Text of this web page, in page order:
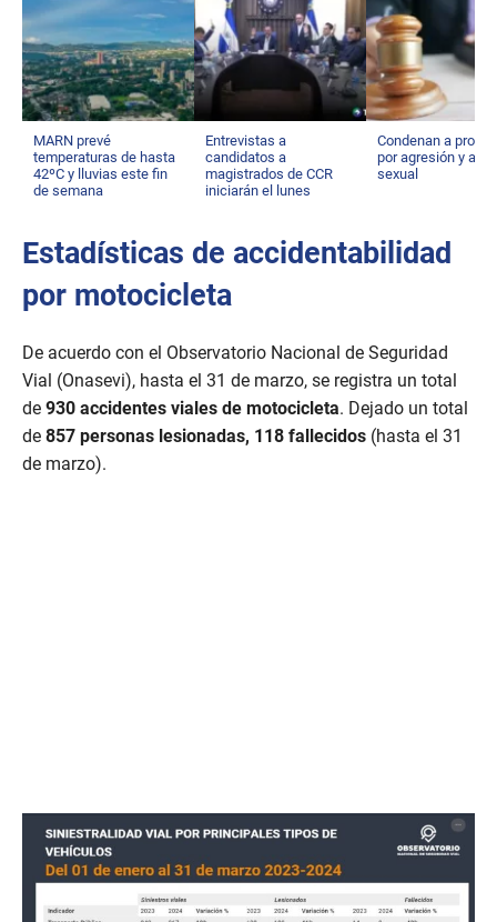
2
7
s
e
c
o
MARN prevé
temperaturas de hasta
42ºC y lluvias este fin
de semana
Entrevistas a
candidatos a
magistrados de CCR
iniciarán el lunes
Condenan a
por agresión y
sexual
Estadísticas de accidentabilidad
por motocicleta
De acuerdo con el Observatorio Nacional de Seguridad
Vial (Onasevi), hasta el 31 de marzo, se registra un total
de 930 accidentes viales de motocicleta. Dejado un total
de 857 personas lesionadas, 118 fallecidos (hasta el 31
de marzo).